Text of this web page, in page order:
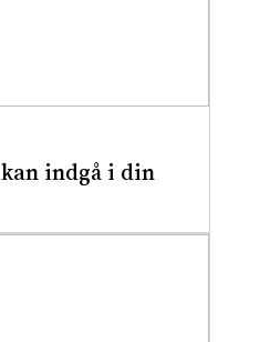
indgå i din